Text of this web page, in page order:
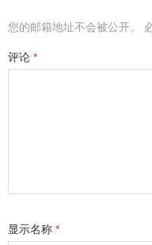
您的邮箱地址不会被公开。
评论 *
显示名称 *